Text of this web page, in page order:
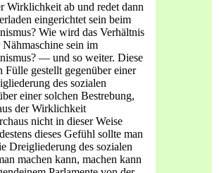
Wirklichkeit ab und redet dann
eingerichtet sein beim
Wie wird das Verhältnis
sein im
— und so wei­ter. Diese
gestellt gegenüber einer
des sozialen
einer solchen Bestrebung,
der Wirklichkeit
nicht in dieser Weise
dieses Gefühl sollte man
Dreigliederung des sozialen
machen kann, machen kann